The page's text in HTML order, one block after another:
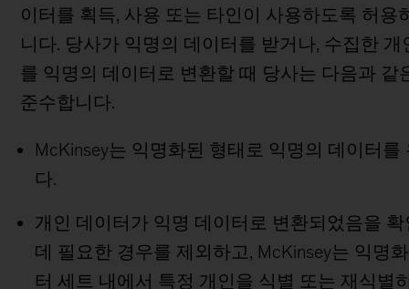
이터를 획득, 사용 또는 타인이 사용하도록 허용
니다. 당사가 익명의 데이터를 받거나, 수집한 개
를 익명의 데이터로 변환할 때 당사는 다음과 같
준수합니다.
McKinsey는 익명화된 형태로 익명의 데이터를
다.
개인 데이터가 익명 데이터로 변환되었음을
데 필요한 경우를 제외하고, McKinsey는 익명
터 세트 내에서 특정 개인을 식별 또는 재식별